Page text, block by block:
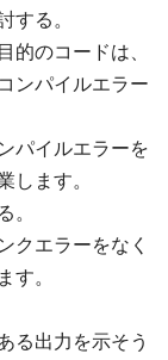
する。
的のコードは、
ンパイルエラー
パイルエラーを
します。
。
クエラーをなく
す。
る出力を示そう